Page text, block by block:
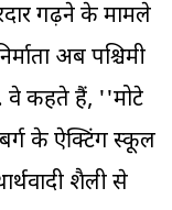
गढ़ने के मामले
अब पश्चिमी
वे कहते हैं, ''मोटे
के ऐक्टिंग स्कूल
शैली से